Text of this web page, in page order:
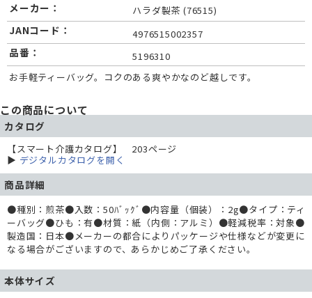
メーカー： ハラダ製茶 (76515)
JANコード： 4976515002357
品番：
5196310
お手軽ティーバッグ。コクのある爽やかなのど越しです。
この商品について
カタログ
【スマート介護カタログ】 203ページ
▶ デジタルカタログを開く
商品詳細
●種別：煎茶●入数：50ﾊﾞｯｸﾞ●内容量（個装）：2g●タイプ：ティ
ーバッグ●ひも：有●材質：紙（内側：アルミ）●軽減税率：対象●
製造国：日本●メーカーの都合によりパッケージや仕様などが変更に
なる場合がございますので、あらかじめご了承ください。
本体サイズ